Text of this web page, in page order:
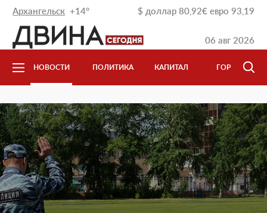
06 авг 2026
$ доллар 80,92€ евро 93,19
Архангельск +14°
НОВОСТИ ПОЛИТИКА КАПИТАЛ ГОРОД